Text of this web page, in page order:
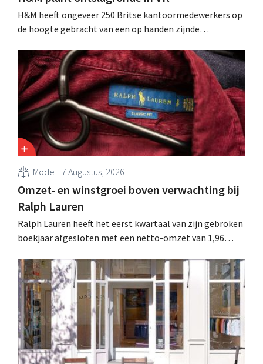
H&M heeft ongeveer 250 Britse kantoormedewerkers op
de hoogte gebracht van een op handen zijnde
sanering volgt op eerdere ingrepen in Nederland, België
en Spanje waarbij al honderden jobs verloren gingen.
Mode 7 Augustus, 2026
Omzet- en winstgroei boven verwachting bij
Ralph Lauren
Ralph Lauren heeft het eerst kwartaal van zijn gebroken
boekjaar afgesloten met een netto-omzet van 1,96
is dan een jaar eerder. Na die beter dan verwachte start
verhoogt het bedrijf ook zijn vooruitzichten voor het
volledige boekjaar.